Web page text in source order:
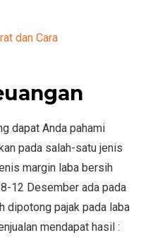
dan Cara
dapat Anda pahami
pada salah-satu jenis
margin laba bersih
12 Desember ada pada
dipotong pajak pada laba
mendapat hasil :